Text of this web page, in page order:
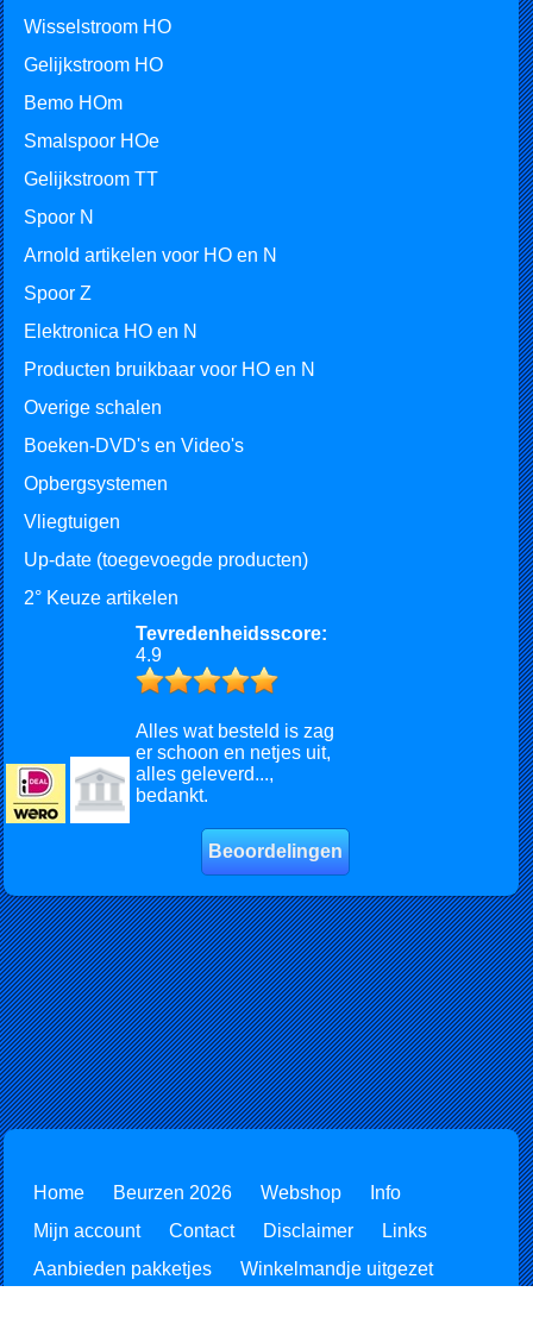
Wisselstroom HO
Gelijkstroom HO
Bemo HOm
Smalspoor HOe
Gelijkstroom TT
Spoor N
Arnold artikelen voor HO en N
Spoor Z
Elektronica HO en N
Producten bruikbaar voor HO en N
Overige schalen
Boeken-DVD's en Video's
Opbergsystemen
Vliegtuigen
Up-date (toegevoegde producten)
2° Keuze artikelen
Tevredenheidsscore:
4.9
Alles wat besteld is zag
er schoon en netjes uit,
alles geleverd...,
bedankt.
Beoordelingen
Home Beurzen 2026 Webshop
Info
Mijn account
Contact Disclaimer
Links
Aanbieden pakketjes
Winkelmandje uitgezet